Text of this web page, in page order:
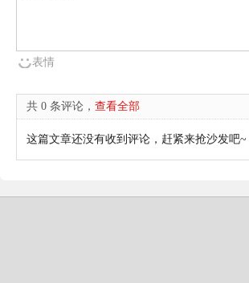
表情
共 0 条评论， 查看全部
这篇文章还没有收到评论，赶紧来抢沙发吧~